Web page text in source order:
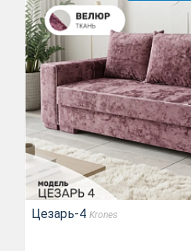
Цезарь-4 Krones